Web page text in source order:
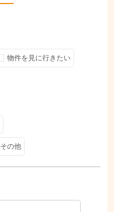
物件を見に行きたい
その他